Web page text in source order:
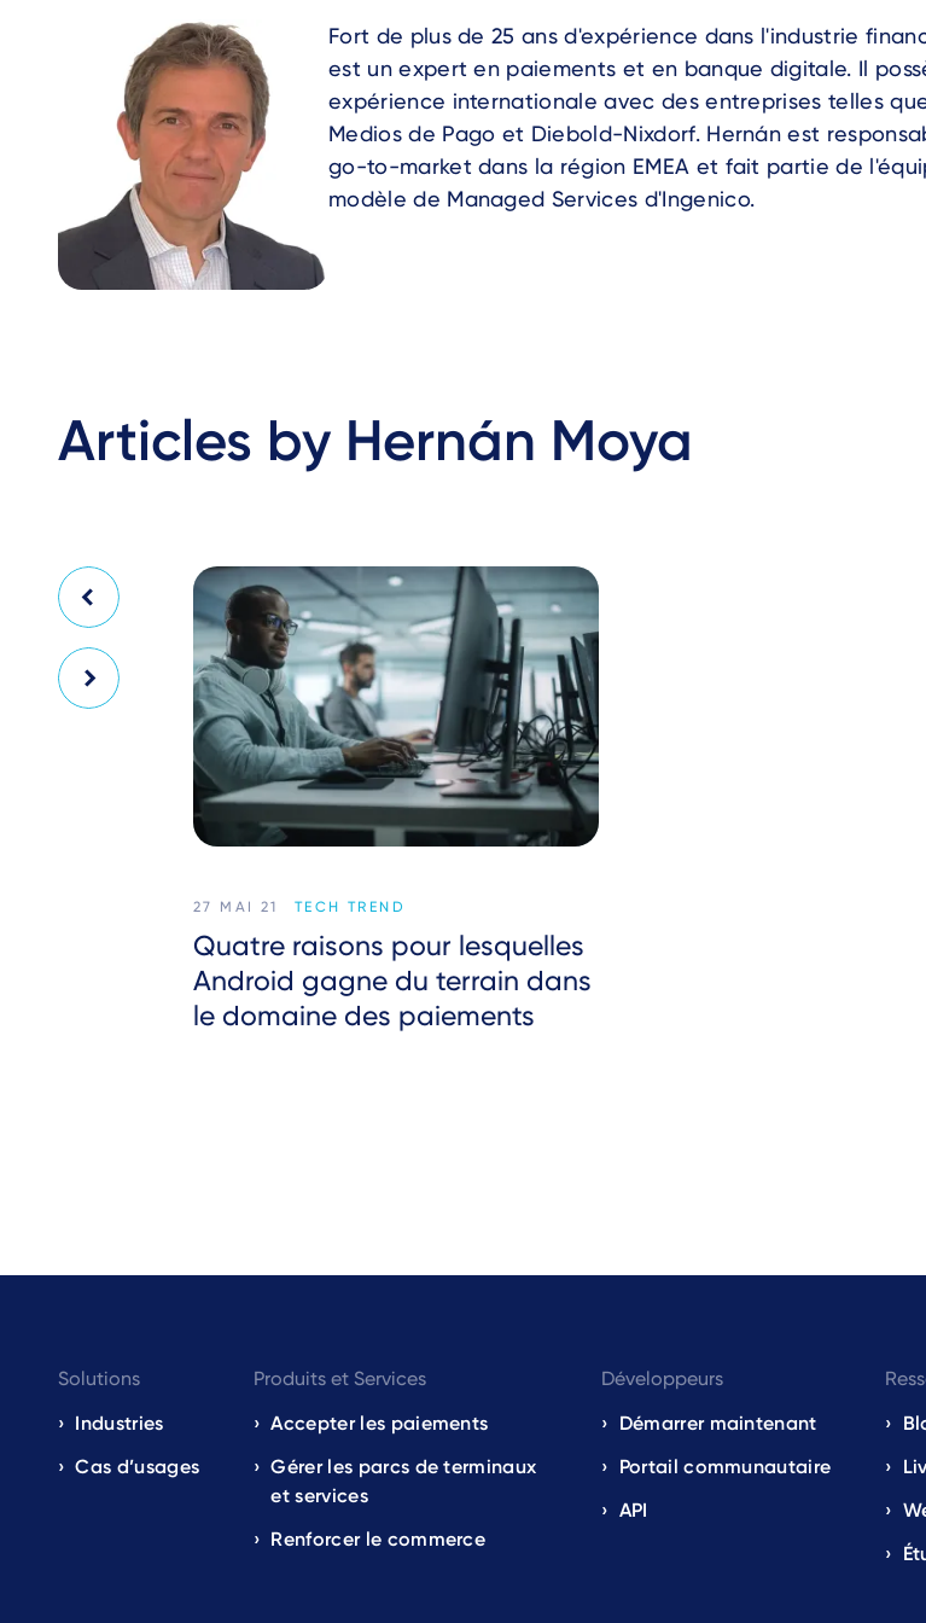
Fort de plus de 25 ans d'expérience dans l'industrie
est un expert en paiements et en banque digitale. Il
expérience internationale avec des entreprises telles
Medios de Pago et Diebold-Nixdorf. Hernán est
go-to-market dans la région EMEA et fait partie de
modèle de Managed Services d'Ingenico.
Articles by Hernán Moya
27 MAI 21 TECH TREND
Quatre raisons pour lesquelles
Android gagne du terrain dans
le domaine des paiements
Footer
navigation
EN
Solutions
Industries
Cas d’usages
Produits et Services
Accepter les paiements
Gérer les parcs de terminaux
et services
Renforcer le commerce
Développeurs
Démarrer maintenant
Portail communautaire
API